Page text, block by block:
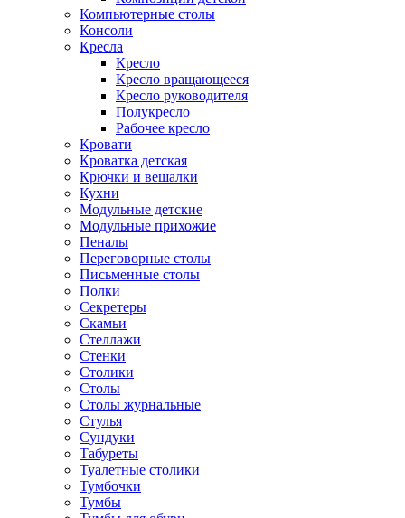
Компьютерные столы
Консоли
Кресла
Кресло
Кресло вращающееся
Кресло руководителя
Полукресло
Рабочее кресло
Кровати
Кроватка детская
Крючки и вешалки
Кухни
Модульные детские
Модульные прихожие
Пеналы
Переговорные столы
Письменные столы
Полки
Секретеры
Скамьи
Стеллажи
Стенки
Столики
Столы
Столы журнальные
Стулья
Сундуки
Табуреты
Туалетные столики
Тумбочки
Тумбы